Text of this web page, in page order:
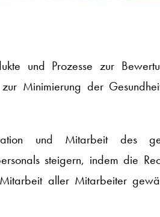
und Prozesse zur
Minimierung der
und Mitarbeit des
steigern, indem die
aller Mitarbeiter